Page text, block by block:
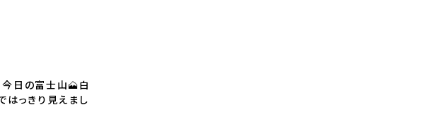
日の富士山🗻白
はっきり見えまし